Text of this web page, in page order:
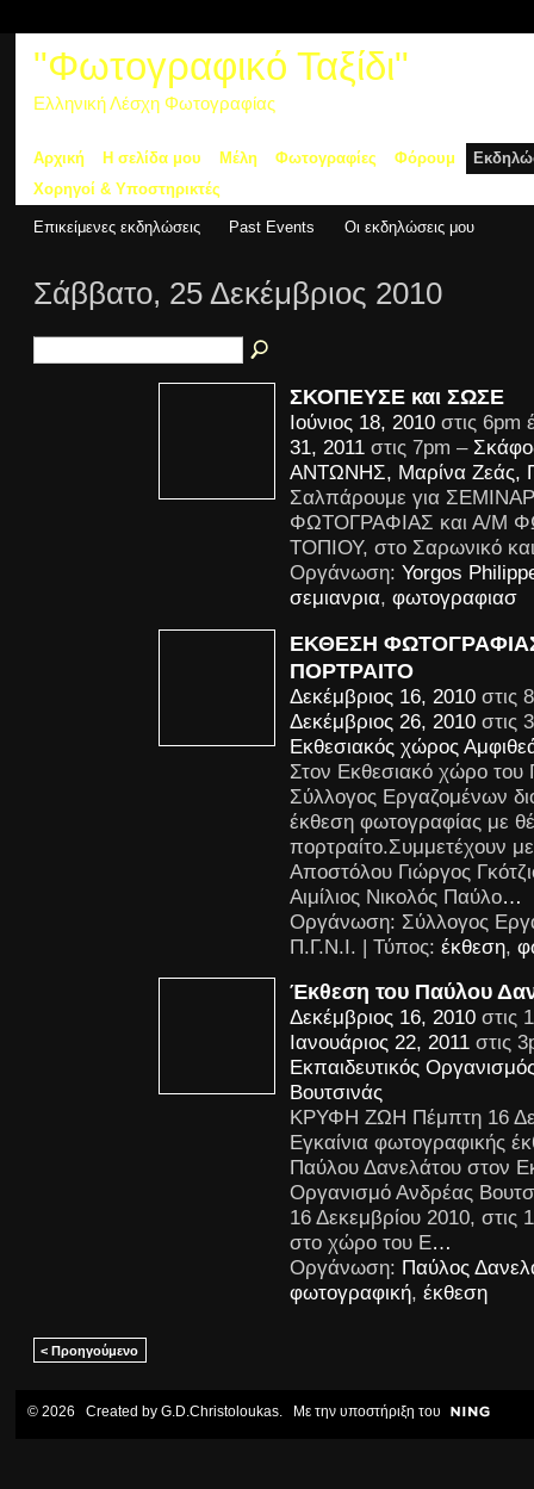
"Φωτογραφικό Ταξίδι"
Ελληνική Λέσχη Φωτογραφίας
Αρχική Η σελίδα μου Μέλη Φωτογραφίες Φόρουμ
Χορηγοί & Υποστηρικτές
Επικείμενες εκδηλώσεις Past Events Οι εκδηλώσεις μου
Σάββατο, 25 Δεκέμβριος 2010
ΣΚΟΠΕΥΣΕ και ΣΩΣΕ
Ιούνιος 18, 2010στις 6pm
31, 2011στις 7pm –
ΑΝΤΩΝΗΣ, Μαρίνα Ζεάς,
Σαλπάρουμε για
ΦΩΤΟΓΡΑΦΙΑΣ και Α/Μ
ΤΟΠΙΟΥ, στο Σαρωνικό
Οργάνωση: Yorgos
σεμιανρια, φωτογραφιασ
ΕΚΘΕΣΗ
ΠΟΡΤΡΑΙΤΟ
Δεκέμβριος 16, 2010στις
Δεκέμβριος 26, 2010στις
Εκθεσιακός χώρος
Στον Εκθεσιακό χώρο του
Σύλλογος Εργαζομένων
έκθεση φωτογραφίας με
πορτραίτο.Συμμετέχουν
Αποστόλου Γιώργος
Αιμίλιος Νικολός Παύλο…
Οργάνωση: Σύλλογος
Π.Γ.Ν.Ι. | Τύπος: έκθεση,
Έκθεση του Παύλου
Δεκέμβριος 16, 2010στις
Ιανουάριος 22, 2011στις
Εκπαιδευτικός
Βουτσινάς
ΚΡΥΦΗ ΖΩΗ Πέμπτη 16
Εγκαίνια φωτογραφικής
Παύλου Δανελάτου στον
Οργανισμό Ανδρέας
16 Δεκεμβρίου 2010, στις
στο χώρο του Ε…
Οργάνωση: Παύλος
φωτογραφική, έκθεση
< Προηγούμενο
© 2026 Created by G.D.Christoloukas. Με την υποστήριξη του